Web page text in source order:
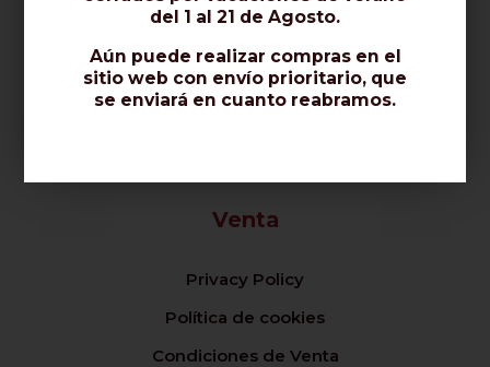
Empresa
Sobre nosotros / Contáctenos
Certificados / Normas / Calidad
Venta
Privacy Policy
Política de cookies
Condiciones de Venta
del 1 al 21 de Agosto.
Aún puede realizar compras en el
sitio web con envío prioritario, que
se enviará en cuanto reabramos.